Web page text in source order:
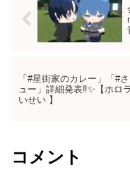
「#星街家のカレー」「#
ュー」詳細発表‼✨【ホロ
いせい 】
コメント